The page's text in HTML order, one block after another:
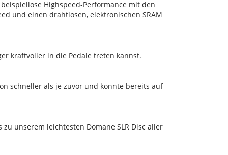
Highspeed-Performance mit den
und einen drahtlosen, elektronischen SRAM
kraftvoller in die Pedale treten kannst.
schneller als je zuvor und konnte bereits auf
unserem leichtesten Domane SLR Disc aller